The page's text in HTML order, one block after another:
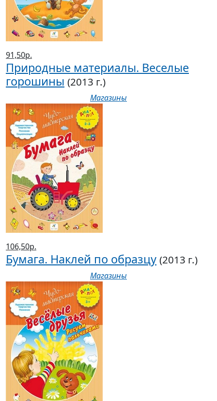
91,50р.
Природные материалы. Веселые
горошины (2013 г.)
Магазины
106,50р.
Бумага. Наклей по образцу (2013 г.)
Магазины